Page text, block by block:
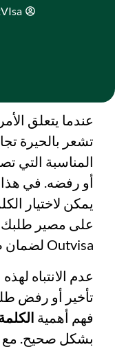
عندما يتعلق
تشعر بالحيرة
المناسبة التي
أو رفضه. في
يمكن لاختيار
على مصير
Outvisa لضمان صياغة مستنداتك بأفضل شكل.
عدم الانتباه
تأخير أو رفض
فهم أهمية